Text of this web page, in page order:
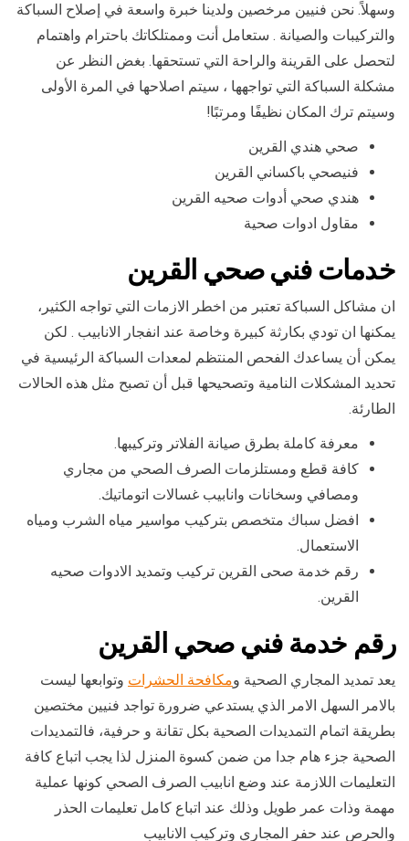
وسهلاً. نحن فنيين مرخصين ولدينا خبرة واسعة في إصلاح السباكة
والتركيبات والصيانة . ستعامل أنت وممتلكاتك باحترام واهتمام
لتحصل على القرينة والراحة التي تستحقها. بغض النظر عن
مشكلة السباكة التي تواجهها ، سيتم اصلاحها في المرة الأولى
وسيتم ترك المكان نظيفًا ومرتبًا!
صحي هندي القرين
فنيصحي باكساني القرين
هندي صحي أدوات صحيه القرين
مقاول ادوات صحية
خدمات فني صحي القرين
ان مشاكل السباكة تعتبر من اخطر الازمات التي تواجه الكثير،
يمكنها ان تودي بكارثة كبيرة وخاصة عند انفجار الانابيب . لكن
يمكن أن يساعدك الفحص المنتظم لمعدات السباكة الرئيسية في
تحديد المشكلات النامية وتصحيحها قبل أن تصبح مثل هذه الحالات
الطارئة.
معرفة كاملة بطرق صيانة الفلاتر وتركيبها.
كافة قطع ومستلزمات الصرف الصحي من مجاري
ومصافي وسخانات وانابيب غسالات اتوماتيك.
افضل سباك متخصص بتركيب مواسير مياه الشرب ومياه
الاستعمال.
رقم خدمة صحى القرين تركيب وتمديد الادوات صحيه
القرين.
رقم خدمة فني صحي القرين
يعد تمديد المجاري الصحية ومكافحة الحشرات وتوابعها ليست
بالامر السهل الامر الذي يستدعي ضرورة تواجد فنيين مختصين
بطريقة اتمام التمديدات الصحية بكل تقانة و حرفية، فالتمديدات
الصحية جزء هام جدا من ضمن كسوة المنزل لذا يجب اتباع كافة
التعليمات اللازمة عند وضع انابيب الصرف الصحي كونها عملية
مهمة وذات عمر طويل وذلك عند اتباع كامل تعليمات الحذر
والحرص عند حفر المجاري وتركيب الانابيب